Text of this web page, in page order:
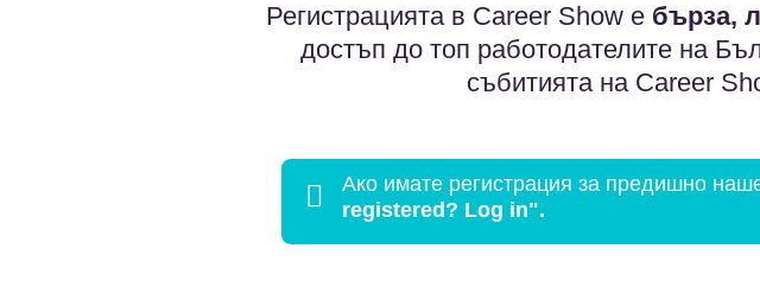
Регистрацията в Career Show e бърза,
достъп до топ работодателите на
събитията на Career
 Ако имате регистрация за предишно
registered? Log in".